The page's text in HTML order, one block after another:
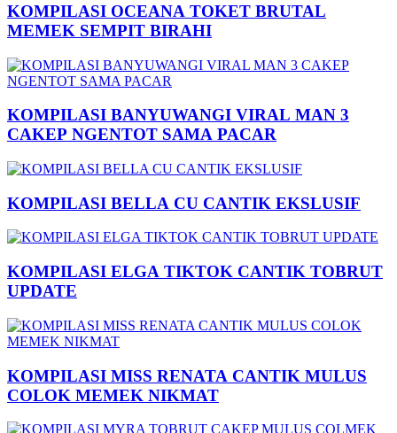
KOMPILASI OCEANA TOKET BRUTAL
MEMEK SEMPIT BIRAHI
KOMPILASI BANYUWANGI VIRAL MAN 3
CAKEP NGENTOT SAMA PACAR
KOMPILASI BELLA CU CANTIK EKSLUSIF
KOMPILASI ELGA TIKTOK CANTIK TOBRUT
UPDATE
KOMPILASI MISS RENATA CANTIK MULUS
COLOK MEMEK NIKMAT